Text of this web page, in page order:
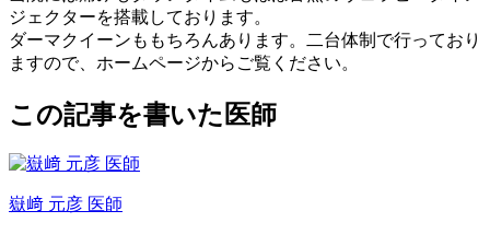
ジェクターを搭載しております。
ダーマクイーンももちろんあります。二台体制で行っており
ますので、ホームページからご覧ください。
この記事を書いた医師
嶽﨑 元彦 医師